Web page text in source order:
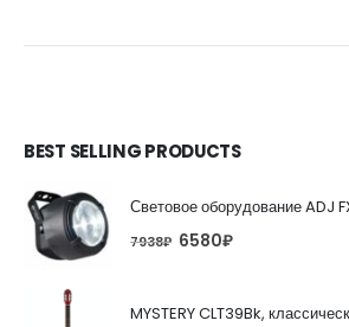
BEST SELLING PRODUCTS
Световое оборудование ADJ
7938₽ 6580₽
MYSTERY CLT39Bk,